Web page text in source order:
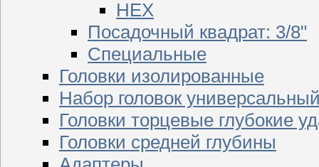
HEX
Посадочный квадрат: 3/8"
Специальные
Головки изолированные
Набор головок
Головки торцевые глубокие
Головки средней глубины